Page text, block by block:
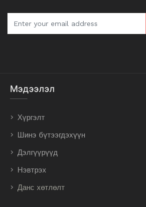
Мэдээлэл
Хүргэлт
Шинэ бүтээгдэхүүн
Дэлгүүрүүд
Нэвтрэх
Данс хөтлөлт